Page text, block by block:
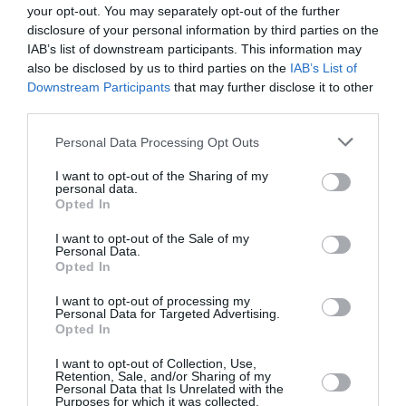
your opt-out. You may separately opt-out of the further
disclosure of your personal information by third parties on the
IAB’s list of downstream participants. This information may
also be disclosed by us to third parties on the IAB’s List of
Downstream Participants that may further disclose it to other
Personal Data Processing Opt Outs
I want to opt-out of the Sharing of my
personal data.
Opted In
I want to opt-out of the Sale of my
Personal Data.
Opted In
I want to opt-out of processing my
Personal Data for Targeted Advertising.
Opted In
I want to opt-out of Collection, Use,
Retention, Sale, and/or Sharing of my
Personal Data that Is Unrelated with the
Purposes for which it was collected.
φρεσκάδας.
Face mists και toners
Τα δροσεράmistsκαιtoners προσφέρουν άμεση
ανακούφιση από τη ζέστη. Ένας ψεκασμός αρκεί
για να δροσίσει και να καταπραΰνει την
επιδερμίδα.
Face rollers και gua sha
#skincare #skincareroutine ♬
original sound – GatoN3